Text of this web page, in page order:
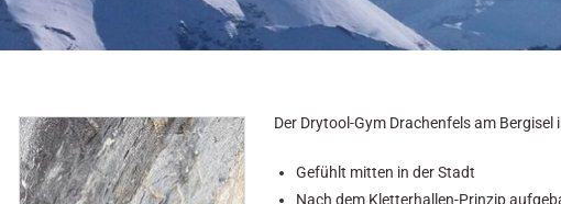
Der Drytool-Gym Drachenfels am
Gefühlt mitten in der Stadt
Nach dem Kletterhallen-Prinzip